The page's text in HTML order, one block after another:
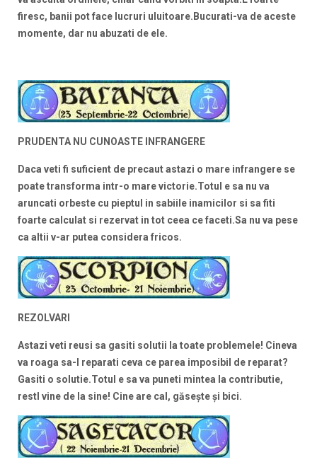
firesc, banii pot face lucruri uluitoare.Bucurati-va de aceste
momente, dar nu abuzati de ele.
PRUDENTA NU CUNOASTE INFRANGERE
Daca veti fi suficient de precaut astazi o mare infrangere se
poate transforma intr-o mare victorie.Totul e sa nu va
aruncati orbeste cu pieptul in sabiile inamicilor si sa fiti
foarte calculat si rezervat in tot ceea ce faceti.Sa nu va pese
ca altii v-ar putea considera fricos.
REZOLVARI
Astazi veti reusi sa gasiti solutii la toate problemele! Cineva
va roaga sa-I reparati ceva ce parea imposibil de reparat?
Gasiti o solutie.Totul e sa va puneti mintea la contributie,
restl vine de la sine! Cine are cal, găseşte şi bici.